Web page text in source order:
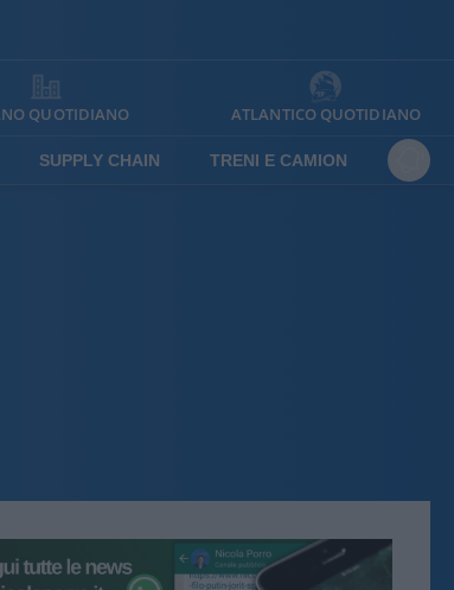
QUOTIDIANO ATLANTICO QUOTIDIANO
SUPPLY CHAIN TRENI E CAMION